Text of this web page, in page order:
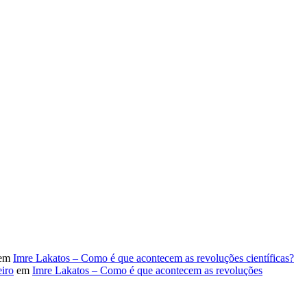
Imre Lakatos – Como é que acontecem as revoluções científicas?
em Imre Lakatos – Como é que acontecem as revoluções